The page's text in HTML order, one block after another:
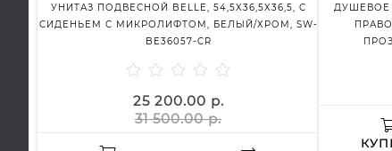
УНИТАЗ ПОДВЕСНОЙ BELLE, 54,5X36,5X36,5, С
СИДЕНЬЕМ С МИКРОЛИФТОМ, БЕЛЫЙ/ХРОМ, SW-
BE36057-CR
25 200.00 р.
31 500.00 р.
ДУШЕВОЕ